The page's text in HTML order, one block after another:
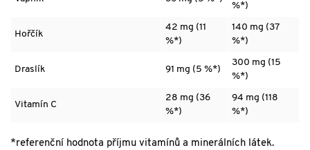
%*)
Hořčík
42 mg (11
%*)
140 mg (37
%*)
Draslík 91 mg (5 %*)
300 mg (15
%*)
Vitamín C
28 mg (36
%*)
94 mg (118
%*)
*referenční hodnota příjmu vitamínů a minerálních látek.